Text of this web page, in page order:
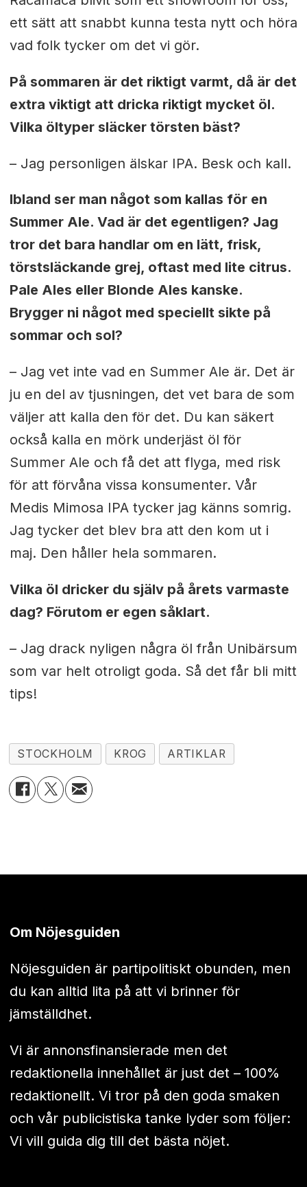
ett sätt att snabbt kunna testa nytt och höra
vad folk tycker om det vi gör.
På sommaren är det riktigt varmt, då är det
extra viktigt att dricka riktigt mycket öl.
Vilka öltyper släcker törsten bäst?
– Jag personligen älskar IPA. Besk och kall.
Ibland ser man något som kallas för en
Summer Ale. Vad är det egentligen? Jag
tror det bara handlar om en lätt, frisk,
törstsläckande grej, oftast med lite citrus.
Pale Ales eller Blonde Ales kanske.
Brygger ni något med speciellt sikte på
sommar och sol?
– Jag vet inte vad en Summer Ale är. Det är
ju en del av tjusningen, det vet bara de som
väljer att kalla den för det. Du kan säkert
också kalla en mörk underjäst öl för
Summer Ale och få det att flyga, med risk
för att förvåna vissa konsumenter. Vår
Medis Mimosa IPA tycker jag känns somrig.
Jag tycker det blev bra att den kom ut i
maj. Den håller hela sommaren.
Vilka öl dricker du själv på årets varmaste
dag? Förutom er egen såklart.
– Jag drack nyligen några öl från Unibärsum
som var helt otroligt goda. Så det får bli mitt
tips!
STOCKHOLM KROG ARTIKLAR
Om Nöjesguiden
Nöjesguiden är partipolitiskt obunden, men
du kan alltid lita på att vi brinner för
jämställdhet.
Vi är annonsfinansierade men det
redaktionella innehållet är just det – 100%
redaktionellt. Vi tror på den goda smaken
och vår publicistiska tanke lyder som följer:
Vi vill guida dig till det bästa nöjet.